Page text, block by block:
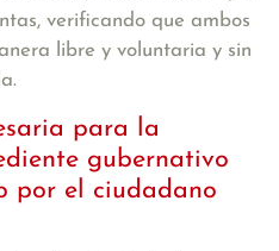
verificando que ambos
libre y voluntaria y sin
para la
gubernativo
por el ciudadano